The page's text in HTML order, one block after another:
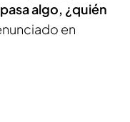
algo, ¿quién
en